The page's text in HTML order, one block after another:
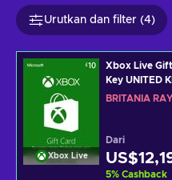
Urutkan dan filter (4)
Xbox Live
Xbox Live
Key UNITED
BRITANIA
Dari
5% Cashback